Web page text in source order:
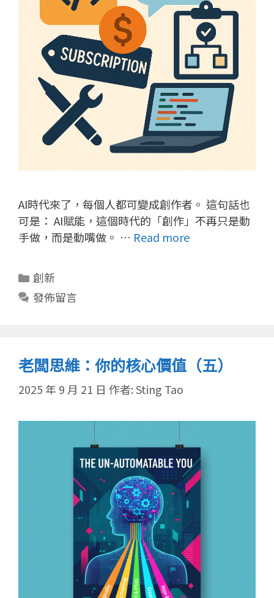
AI時代來了，每個人都可變成創作者。 這句話也
可是： AI賦能，這個時代的「創作」不再只是動
手做，而是動嘴做。 … Read more
分
類
創新
發佈留言
老闆思維：你的核心價值（五）
2025 年 9 月 21 日 作者:Sting Tao